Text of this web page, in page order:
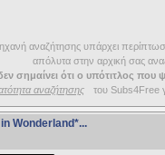
αναζήτησης υπάρχει
απόλυτα στην αρχική σας
σημαίνει ότι ο υπότιτλος που
αναζήτησης του Subs4Free
Wonderland*...